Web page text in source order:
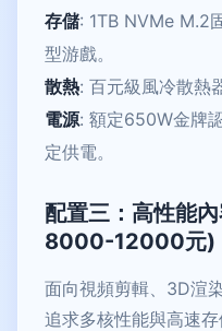
存儲: 1TB NVMe M.2
型游戲。
散熱: 百元級風冷散熱
電源: 額定650W金牌
定供電。
配置三：高性能
8000-12000元)
面向視頻剪輯、3D渲
追求多核性能與高速存